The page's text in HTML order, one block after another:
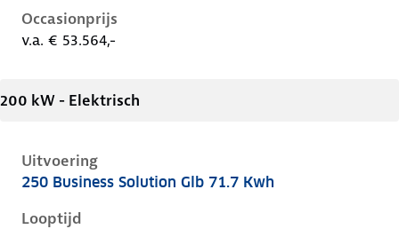
Occasionprijs
v.a. € 53.564,-
200 kW - Elektrisch
Uitvoering
Mercedes Glb-Klasse ii-x248, glb 71.7 kwh, 200 kW,
250 Business Solution Glb 71.7 Kwh
Looptijd